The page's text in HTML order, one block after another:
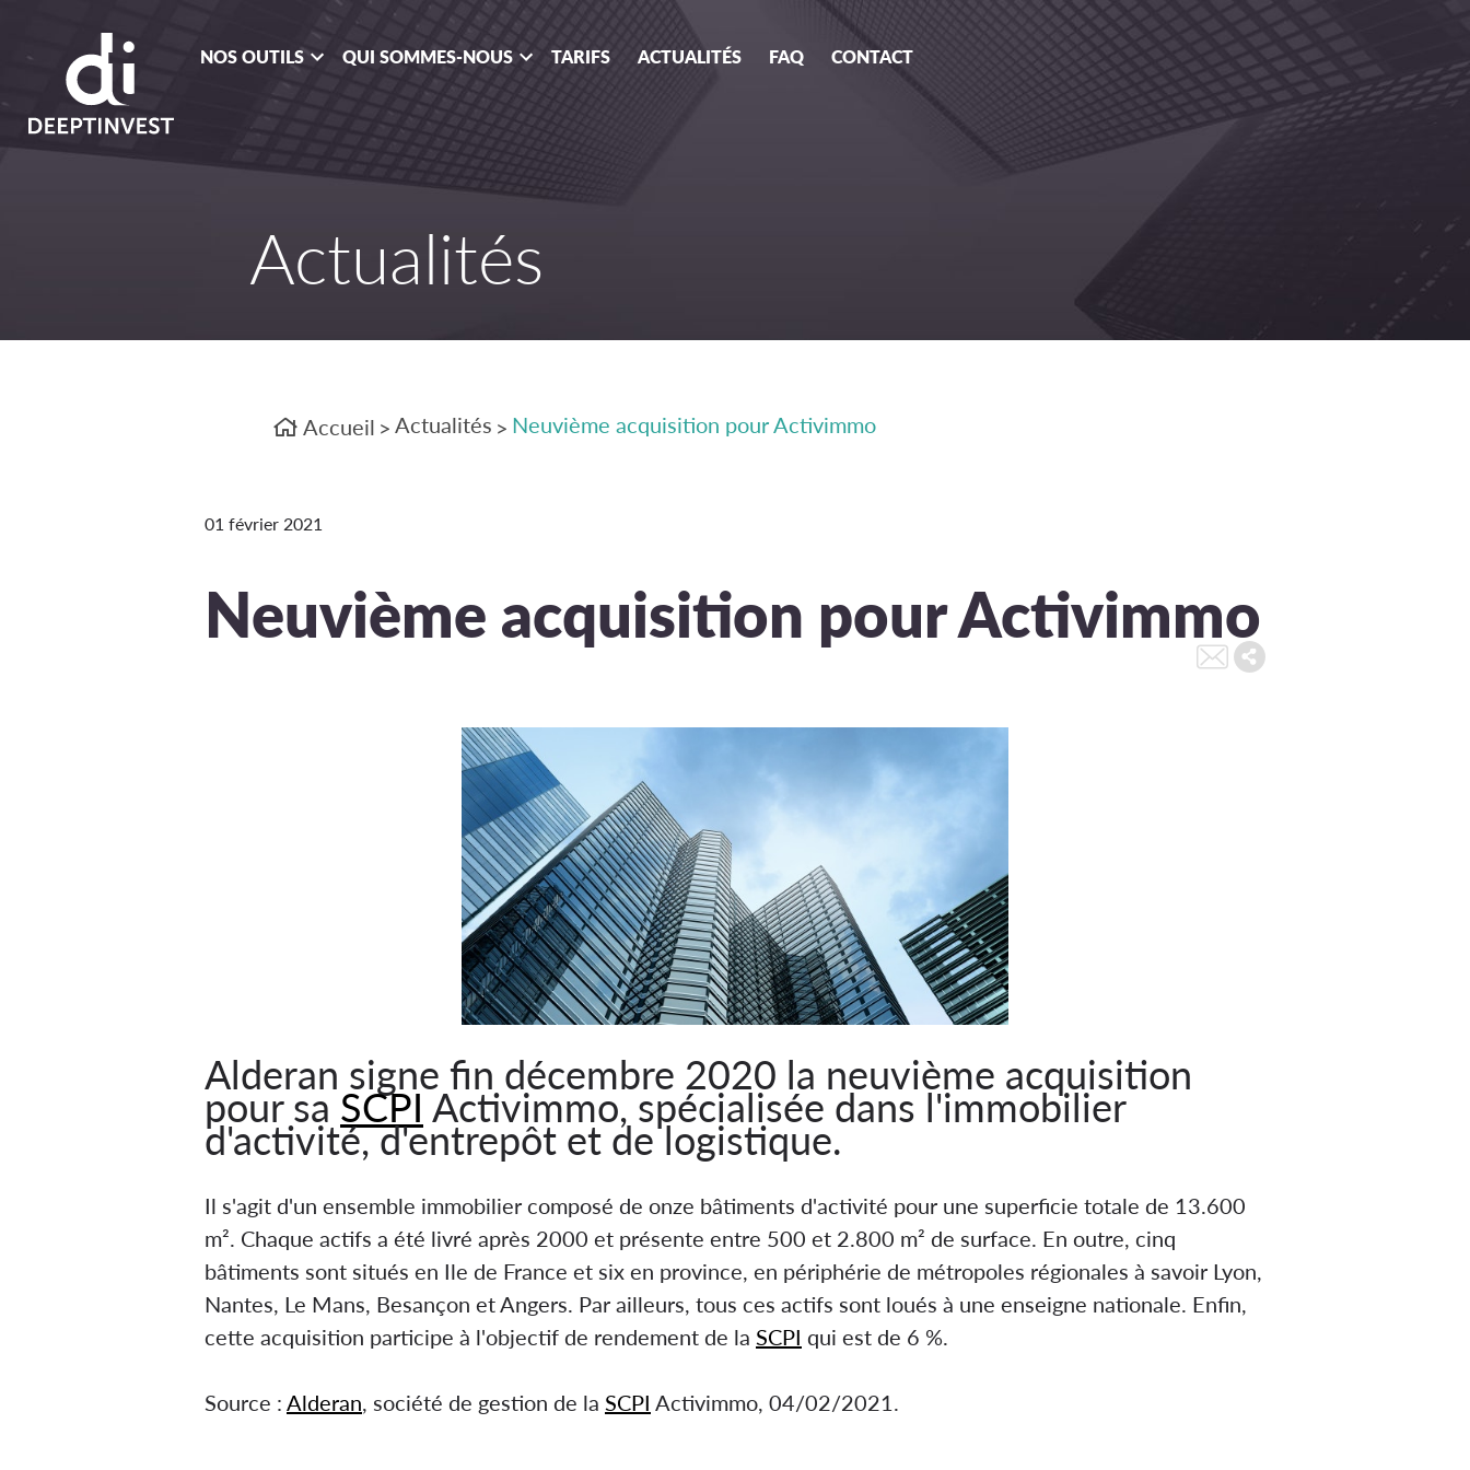
NOS OUTILS QUI SOMMES-NOUS TARIFS ACTUALITÉS FAQ CONTACT
Actualités
Accueil > Actualités > Neuvième acquisition pour Activimmo
01 février 2021
Neuvième acquisition pour Activimmo
Alderan signe fin décembre 2020 la neuvième acquisition
pour sa SCPI Activimmo, spécialisée dans l'immobilier
d'activité, d'entrepôt et de logistique.
Il s'agit d'un ensemble immobilier composé de onze bâtiments d'activité pour une superficie totale de 13.600
m². Chaque actifs a été livré après 2000 et présente entre 500 et 2.800 m² de surface. En outre, cinq
bâtiments sont situés en Ile de France et six en province, en périphérie de métropoles régionales à savoir Lyon,
Nantes, Le Mans, Besançon et Angers. Par ailleurs, tous ces actifs sont loués à une enseigne nationale. Enfin,
cette acquisition participe à l'objectif de rendement de la SCPI qui est de 6 %.
Source : Alderan, société de gestion de la SCPI Activimmo, 04/02/2021.